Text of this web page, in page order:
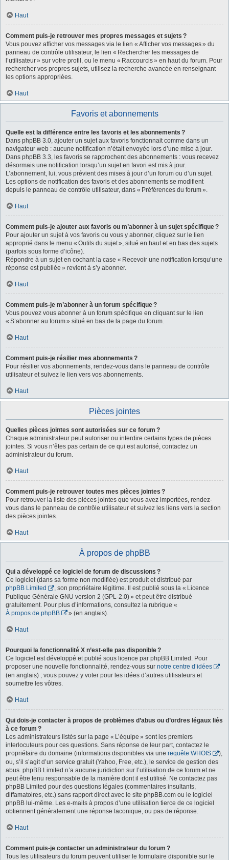
Haut
Comment puis-je retrouver mes propres messages et sujets ?
Vous pouvez afficher vos messages via le lien « Afficher vos messages » du
panneau de contrôle utilisateur, le lien « Rechercher les messages de
l’utilisateur » sur votre profil, ou le menu « Raccourcis » en haut du forum. Pour
rechercher vos propres sujets, utilisez la recherche avancée en renseignant
les options appropriées.
Haut
Favoris et abonnements
Quelle est la différence entre les favoris et les abonnements ?
Dans phpBB 3.0, ajouter un sujet aux favoris fonctionnait comme dans un
navigateur web : aucune notification n’était envoyée lors d’une mise à jour.
Dans phpBB 3.3, les favoris se rapprochent des abonnements : vous recevez
désormais une notification lorsqu’un sujet en favori est mis à jour.
L’abonnement, lui, vous prévient des mises à jour d’un forum ou d’un sujet.
Les options de notification des favoris et des abonnements se modifient
depuis le panneau de contrôle utilisateur, dans « Préférences du forum ».
Haut
Comment puis-je ajouter aux favoris ou m’abonner à un sujet spécifique ?
Pour ajouter un sujet à vos favoris ou vous y abonner, cliquez sur le lien
approprié dans le menu « Outils du sujet », situé en haut et en bas des sujets
(parfois sous forme d’icône).
Répondre à un sujet en cochant la case « Recevoir une notification lorsqu’une
réponse est publiée » revient à s’y abonner.
Haut
Comment puis-je m’abonner à un forum spécifique ?
Vous pouvez vous abonner à un forum spécifique en cliquant sur le lien
« S’abonner au forum » situé en bas de la page du forum.
Haut
Comment puis-je résilier mes abonnements ?
Pour résilier vos abonnements, rendez-vous dans le panneau de contrôle
utilisateur et suivez le lien vers vos abonnements.
Haut
Pièces jointes
Quelles pièces jointes sont autorisées sur ce forum ?
Chaque administrateur peut autoriser ou interdire certains types de pièces
jointes. Si vous n’êtes pas certain de ce qui est autorisé, contactez un
administrateur du forum.
Haut
Comment puis-je retrouver toutes mes pièces jointes ?
Pour retrouver la liste des pièces jointes que vous avez importées, rendez-
vous dans le panneau de contrôle utilisateur et suivez les liens vers la section
des pièces jointes.
Haut
À propos de phpBB
Qui a développé ce logiciel de forum de discussions ?
Ce logiciel (dans sa forme non modifiée) est produit et distribué par
phpBB Limited
, son propriétaire légitime. Il est publié sous la « Licence
Publique Générale GNU version 2 (GPL-2.0) » et peut être distribué
gratuitement. Pour plus d’informations, consultez la rubrique «
À propos de phpBB
» (en anglais).
Haut
Pourquoi la fonctionnalité X n’est-elle pas disponible ?
Ce logiciel est développé et publié sous licence par phpBB Limited. Pour
proposer une nouvelle fonctionnalité, rendez-vous sur notre centre d’idées
(en anglais) ; vous pouvez y voter pour les idées d’autres utilisateurs et
soumettre les vôtres.
Haut
Qui dois-je contacter à propos de problèmes d’abus ou d’ordres légaux liés
à ce forum ?
Les administrateurs listés sur la page « L’équipe » sont les premiers
interlocuteurs pour ces questions. Sans réponse de leur part, contactez le
propriétaire du domaine (informations disponibles via une requête WHOIS
),
ou, s’il s’agit d’un service gratuit (Yahoo, Free, etc.), le service de gestion des
abus. phpBB Limited n’a aucune juridiction sur l’utilisation de ce forum et ne
peut être tenu responsable de la manière dont il est utilisé. Ne contactez pas
phpBB Limited pour des questions légales (commentaires insultants,
diffamatoires, etc.) sans rapport direct avec le site phpBB.com ou le logiciel
phpBB lui-même. Les e-mails à propos d’une utilisation tierce de ce logiciel
obtiennent généralement une réponse laconique, ou pas de réponse.
Haut
Comment puis-je contacter un administrateur du forum ?
Tous les utilisateurs du forum peuvent utiliser le formulaire disponible sur le